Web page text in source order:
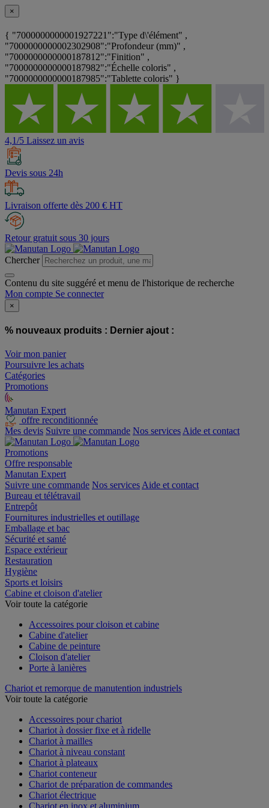
×
{ "7000000000001927221":"Type d\'élément" ,
"7000000000002302908":"Profondeur (mm)" ,
"7000000000000187812":"Finition" ,
"7000000000000187982":"Échelle coloris" ,
"7000000000000187985":"Tablette coloris" }
4,1/5 Laissez un avis
Devis sous 24h
Livraison offerte dès 200 € HT
Retour gratuit sous 30 jours
Chercher
Contenu du site suggéré et menu de l'historique de recherche
Mon compte Se connecter
×
% nouveaux produits : Dernier ajout :
Voir mon panier
Poursuivre les achats
Catégories
Promotions
Manutan Expert
offre reconditionnée
Mes devis Suivre une commande Nos services Aide et contact
Promotions
Offre responsable
Manutan Expert
Suivre une commande Nos services Aide et contact
Bureau et télétravail
Entrepôt
Fournitures industrielles et outillage
Emballage et bac
Sécurité et santé
Espace extérieur
Restauration
Hygiène
Sports et loisirs
Cabine et cloison d'atelier
Voir toute la catégorie
Accessoires pour cloison et cabine
Cabine d'atelier
Cabine de peinture
Cloison d'atelier
Porte à lanières
Chariot et remorque de manutention industriels
Voir toute la catégorie
Accessoires pour chariot
Chariot à dossier fixe et à ridelle
Chariot à mailles
Chariot à niveau constant
Chariot à plateaux
Chariot conteneur
Chariot de préparation de commandes
Chariot électrique
Chariot en inox et aluminium